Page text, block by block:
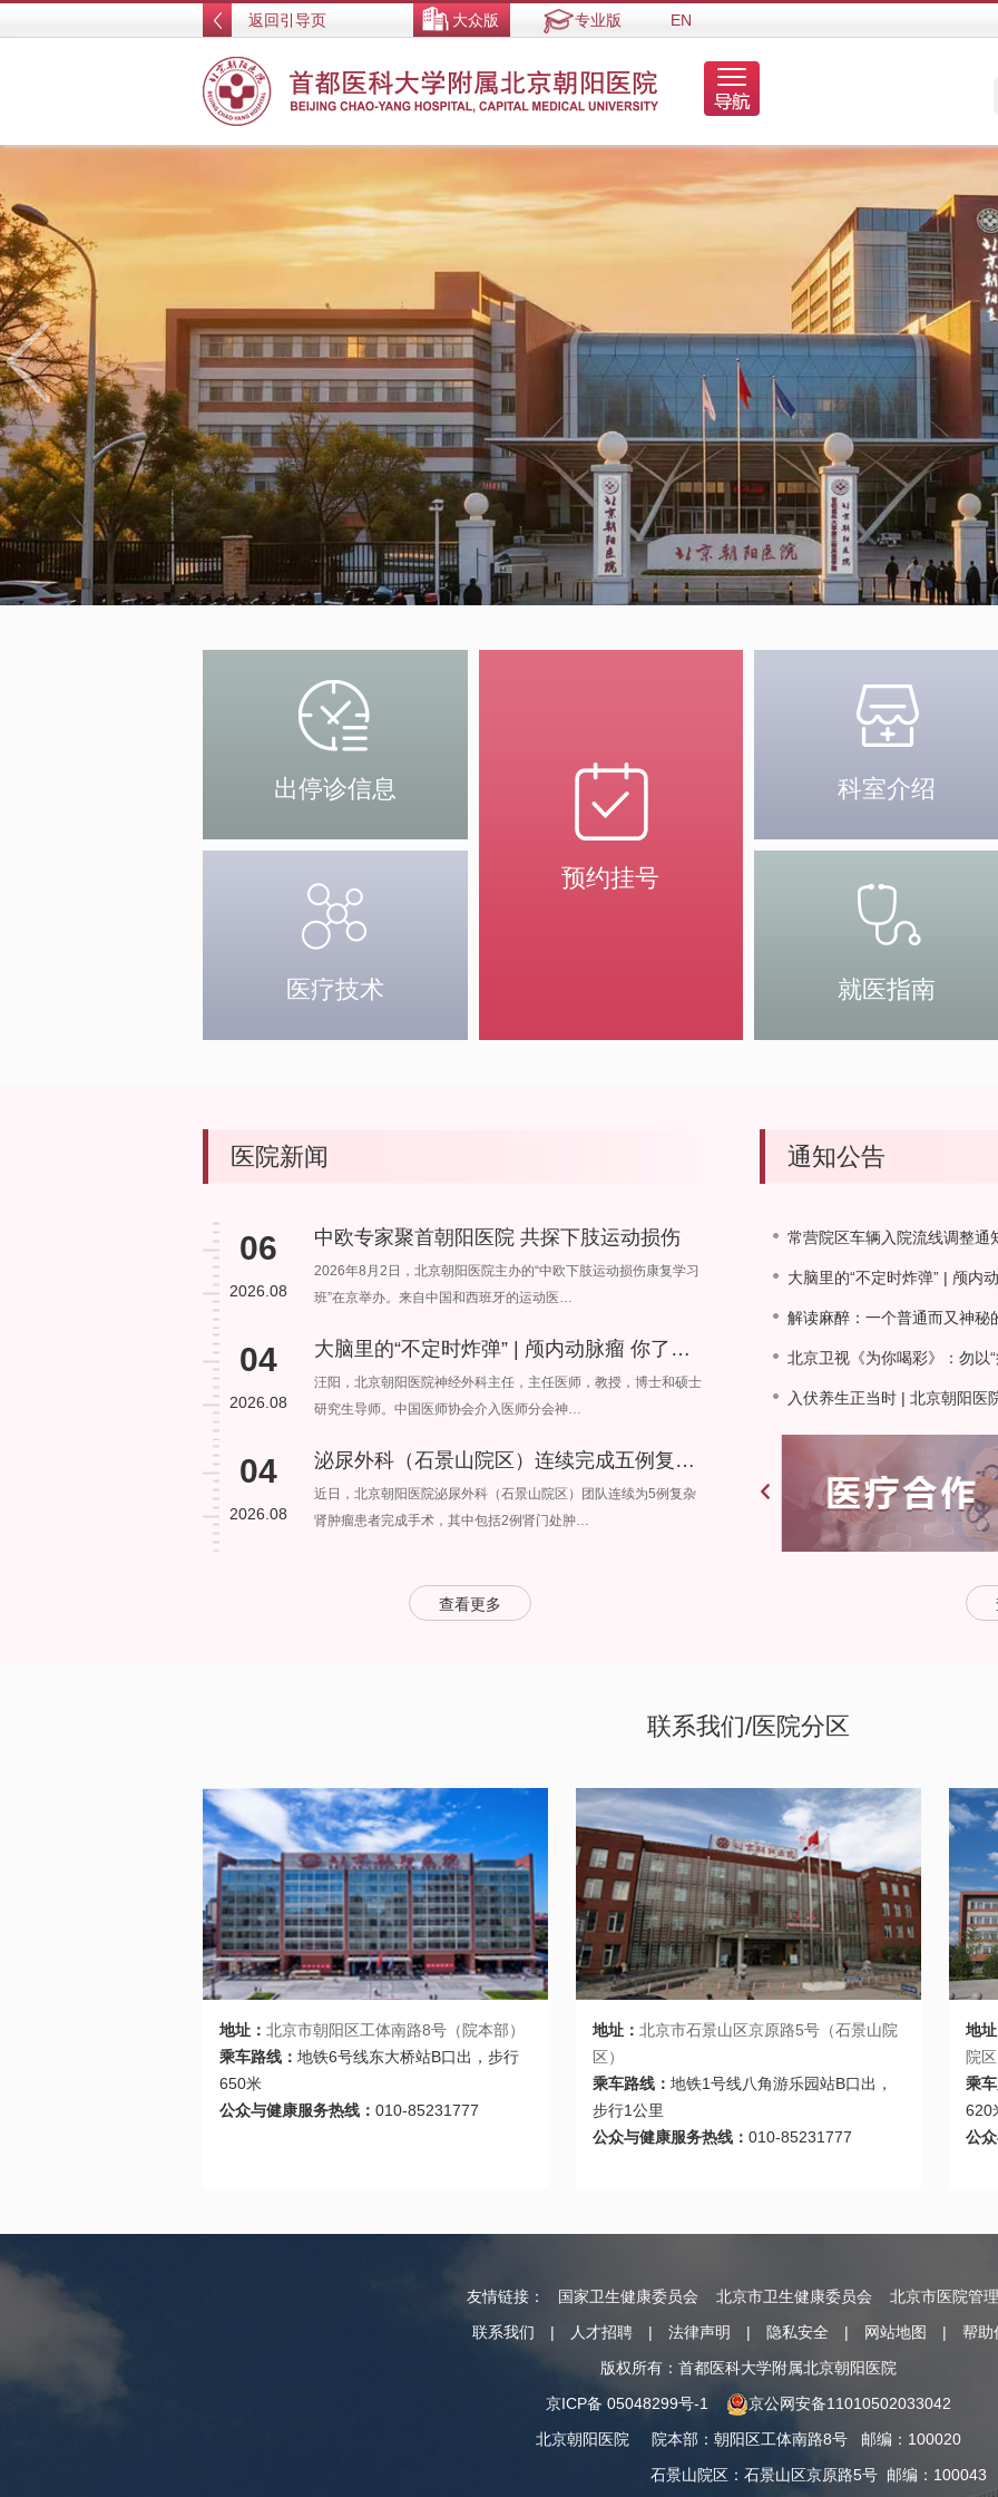
返回引导页 大众版 专业版 EN
出停诊信息
医疗技术
预约挂号
科室介绍
就医指南
医院新闻
06
2026.08
中欧专家聚首朝阳医院 共探下肢运动损伤
2026年8月2日，北京朝阳医院主办的“中欧下肢运动损伤康复学习
班”在京举办。来自中国和西班牙的运动医…
04
2026.08
大脑里的“不定时炸弹” | 颅内动脉瘤 你了解…
汪阳，北京朝阳医院神经外科主任，主任医师，教授，博士和硕士
研究生导师。中国医师协会介入医师分会神…
04
2026.08
泌尿外科（石景山院区）连续完成五例复杂肾肿…
近日，北京朝阳医院泌尿外科（石景山院区）团队连续为5例复杂
肾肿瘤患者完成手术，其中包括2例肾门处肿…
查看更多
通知公告
常营院区车辆入院流线调整通
大脑里的“不定时炸弹” | 颅内
解读麻醉：一个普通而又神秘
北京卫视《为你喝彩》：勿以
入伏养生正当时 | 北京朝阳医
联系我们/医院分区
地址： 北京市朝阳区工体南路8号（院本部）
乘车路线： 地铁6号线东大桥站B口出，步行
650米
公众与健康服务热线： 010-85231777
地址： 北京市石景山区京原路5号（石景山院
区）
乘车路线： 地铁1号线八角游乐园站B口出，
步行1公里
公众与健康服务热线： 010-85231777
地
院
乘
620
公
友情链接： 国家卫生健康委员会 北京市卫生健康委员会
北京市医院管
联系我们
| 人才招聘 | 法律声明 | 隐私安全 | 网站地图 |
帮助
版权所有：首都医科大学附属北京朝阳医院
京ICP备 05048299号-1
京公网安备11010502033042
北京朝阳医院
院本部 ： 朝阳区工体南路8号 邮编：100020
石景山院区 ： 石景山区京原路5号 邮编：100043